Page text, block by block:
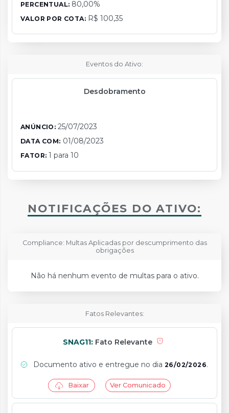
PERCENTUAL: 80,00%
VALOR POR COTA: R$ 100,35
Eventos do Ativo:
Desdobramento
ANÚNCIO: 25/07/2023
DATA COM: 01/08/2023
FATOR: 1 para 10
NOTIFICAÇÕES DO ATIVO:
Compliance: Multas Aplicadas por descumprimento das
obrigações
Não há nenhum evento de multas para o ativo.
Fatos Relevantes:
SNAG11: Fato Relevante
Documento ativo e entregue no dia 26/02/2026.
Baixar Ver Comunicado